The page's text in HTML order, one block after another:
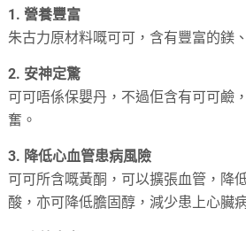
1. 營養豐富
朱古力原材料嘅可可，含有豐富的鎂
2. 安神定驚
可可唔係保嬰丹，不過佢含有可可鹼
奮。
3. 降低心血管患病風險
可可所含嘅黃酮，可以擴張血管，降
酸，亦可降低膽固醇，減少患上心臟